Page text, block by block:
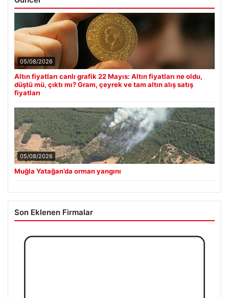
05/08/2026
Altın fiyatları canlı grafik 22 Mayıs: Altın fiyatları ne oldu,
düştü mü, çıktı mı? Gram, çeyrek ve tam altın alış satış
fiyatları
05/08/2026
Muğla Yatağan’da orman yangını
Son Eklenen Firmalar